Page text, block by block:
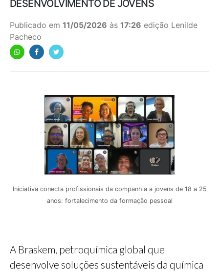
DESENVOLVIMENTO DE JOVENS
Publicado em 11/05/2026 às 17:26 edição Lenilde
Pacheco
Iniciativa conecta profissionais da companhia a jovens de 18 a 25
anos: fortalecimento da formação pessoal
A Braskem, petroquímica global que
desenvolve soluções sustentáveis da química